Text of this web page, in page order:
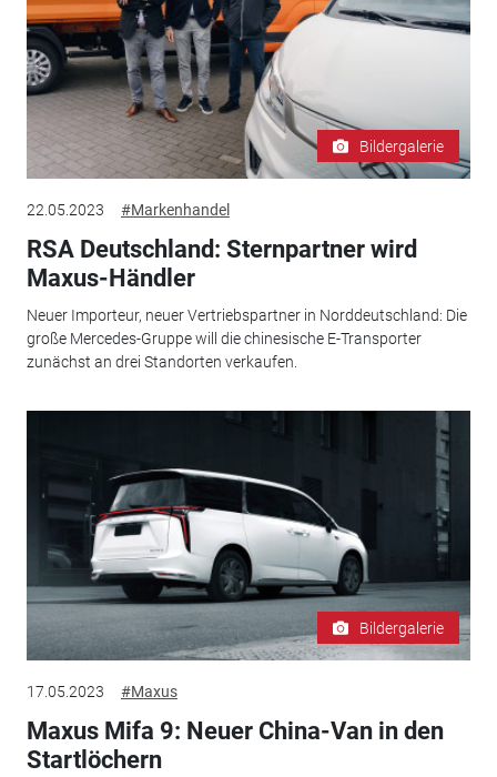
Bildergalerie
22.05.2023 #Markenhandel
RSA Deutschland: Sternpartner wird
Maxus-Händler
Neuer Importeur, neuer Vertriebspartner in Norddeutschland: Die
große Mercedes-Gruppe will die chinesische E-Transporter
zunächst an drei Standorten verkaufen.
Bildergalerie
17.05.2023 #Maxus
Maxus Mifa 9: Neuer China-Van in den
Startlöchern